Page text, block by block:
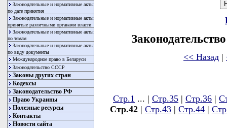
Законодательные и нормативные акты
по дате принятия
Законодательные и нормативные акты
принятые различными органами власти
Законодательные и нормативные акты
по темам
Законодательные и нормативные акты
по виду документы
Международное право в Беларуси
Законодательство СССР
Законы других стран
Кодексы
Законодательство РФ
Право Украины
Полезные ресурсы
Контакты
Новости сайта
<< Назад |
Стр.1 ... | Стр.35 | Стр.36 |
Стр.42 | Стр.43 | Стр.44 |